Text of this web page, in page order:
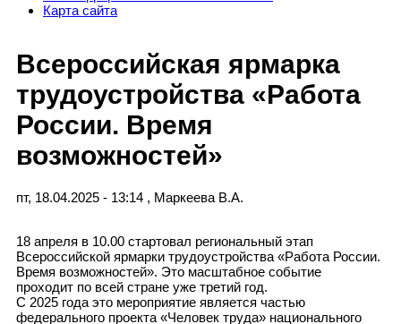
Карта сайта
Всероссийская ярмарка
трудоустройства «Работа
России. Время
возможностей»
пт, 18.04.2025 - 13:14 , Маркеева В.А.
18 апреля в 10.00 стартовал региональный этап
Всероссийской ярмарки трудоустройства «Работа России.
Время возможностей». Это масштабное событие
проходит по всей стране уже третий год.
С 2025 года это мероприятие является частью
федерального проекта «Человек труда» национального